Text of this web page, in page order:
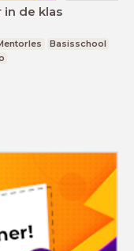
in de klas
Basisschool